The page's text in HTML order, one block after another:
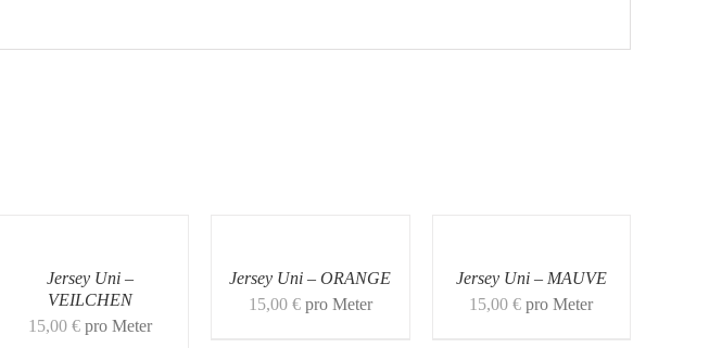
Jersey Uni –
VEILCHEN
15,00 € pro Meter
Jersey Uni – ORANGE
15,00 € pro Meter
Jersey Uni – MAUVE
15,00€ pro Meter